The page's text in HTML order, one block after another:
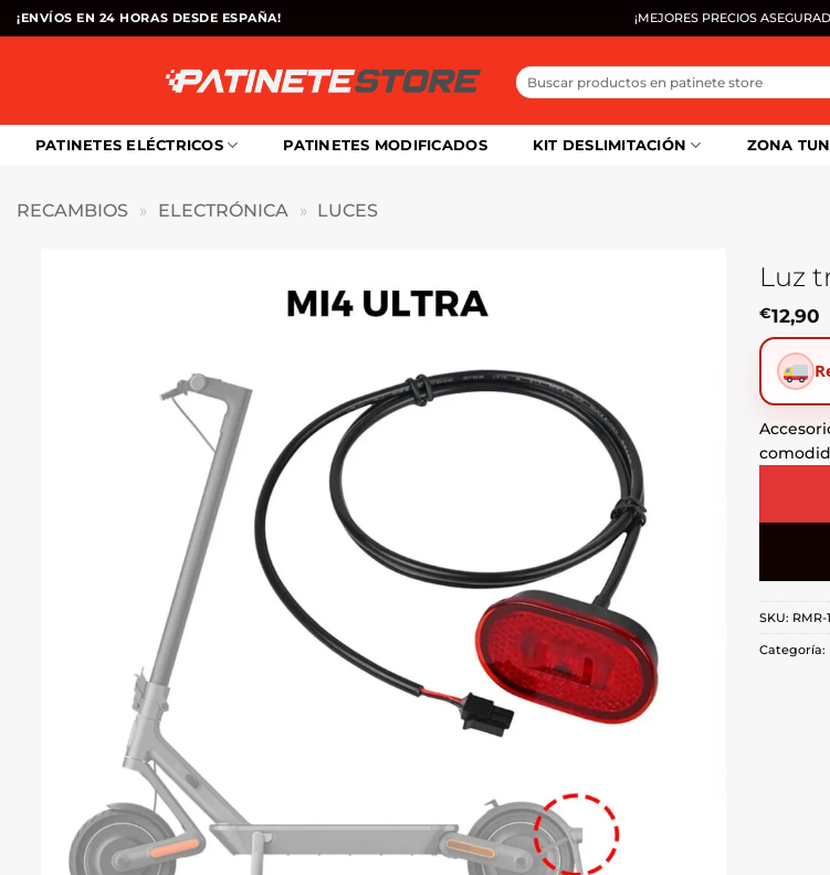
Saltar
al
¡ENVÍOS EN 24 HORAS DESDE ESPAÑA! ¡MEJORES PRECIOS
Buscar
por:
PATINETES ELÉCTRICOS PATINETES MODIFICADOS KIT DESLIMITACIÓN ZONA
RECAMBIOS » ELECTRÓNICA » LUCES
Luz
€12,90
SKU:
Categoría: